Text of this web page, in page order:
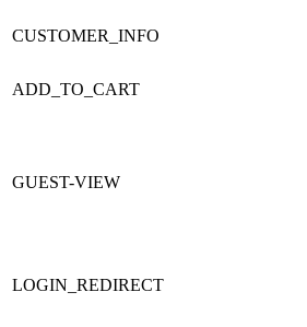
CUSTOMER_INFO
ADD_TO_CART
GUEST-VIEW
LOGIN_REDIRECT